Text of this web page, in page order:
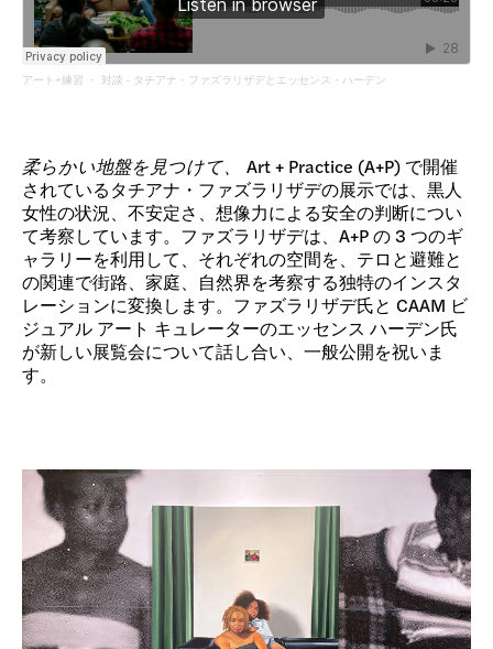
アート+練習 ・ 対談 - タチアナ・ファズラリザデとエッセンス・ハーデン
柔らかい地盤を見つけて、
Art + Practice (A+P) で開催
されているタチアナ・ファズラリザデの展示では、黒人
女性の状況、不安定さ、想像力による安全の判断につい
て考察しています。ファズラリザデは、A+P の 3 つのギ
ャラリーを利用して、それぞれの空間を、テロと避難と
の関連で街路、家庭、自然界を考察する独特のインスタ
レーションに変換します。ファズラリザデ氏と CAAM ビ
ジュアル アート キュレーターのエッセンス ハーデン氏
が新しい展覧会について話し合い、一般公開を祝いま
す。